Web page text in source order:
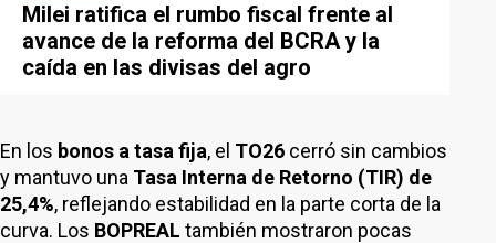
Milei ratifica el rumbo fiscal frente al
avance de la reforma del BCRA y la
caída en las divisas del agro
En los bonos a tasa fija, el TO26 cerró sin cambios
y mantuvo una Tasa Interna de Retorno (TIR) de
25,4%, reflejando estabilidad en la parte corta de la
curva. Los BOPREAL también mostraron pocas